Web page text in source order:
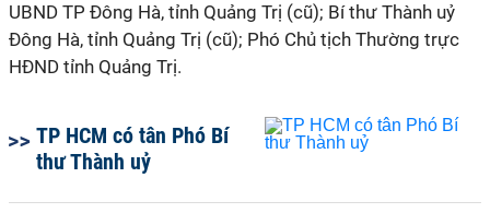
UBND TP Đông Hà, tỉnh Quảng Trị (cũ); Bí thư Thành uỷ
Đông Hà, tỉnh Quảng Trị (cũ); Phó Chủ tịch Thường trực
HĐND tỉnh Quảng Trị.
TP HCM có tân Phó Bí
thư Thành uỷ